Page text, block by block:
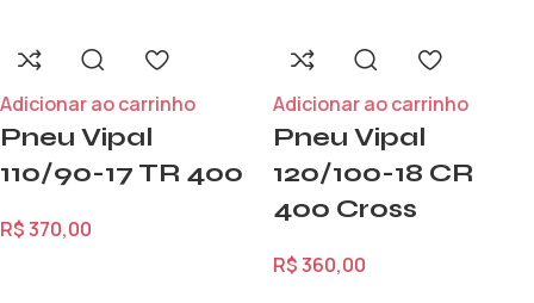
Adicionar ao carrinho
Pneu Vipal
110/90-17 TR 400
R$370,00
Adicionar ao carrinho
Pneu Vipal
120/100-18 CR
400 Cross
R$360,00